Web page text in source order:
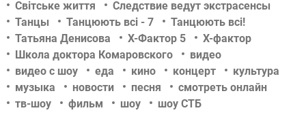
Світське життя
Следствие ведут экстрасенсы
Танцы
Танцюють всі - 7
Танцюють всі!
Татьяна Денисова
Х-Фактор 5
Х-фактор
Школа доктора Комаровского
видео
видео с шоу
еда кино концерт
культура
музыка
новости песня
смотреть онлайн
тв-шоу
фильм шоу шоу СТБ